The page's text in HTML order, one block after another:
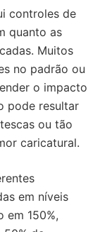
controles de
quanto as
Muitos
no padrão ou
o impacto
pode resultar
ou tão
caricatural.
em níveis
em 150%,